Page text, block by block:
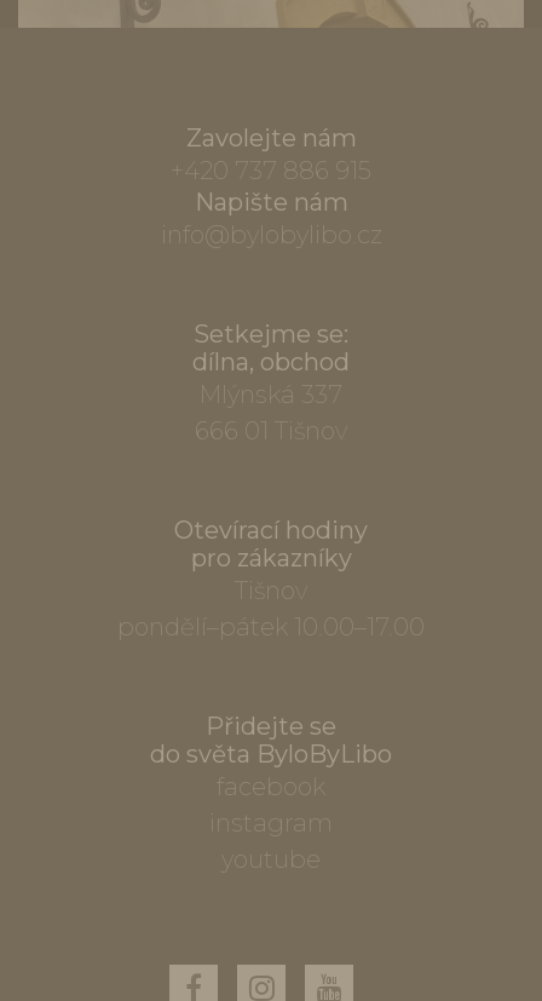
Zavolejte nám
+420 737 886 915
Napište nám
info@bylobylibo.cz
Setkejme se:
dílna, obchod
Mlýnská 337
666 01 Tišnov
Otevírací hodiny
pro zákazníky
Tišnov
pondělí–pátek 10.00–17.00
Přidejte se
do světa ByloByLibo
facebook
instagram
youtube